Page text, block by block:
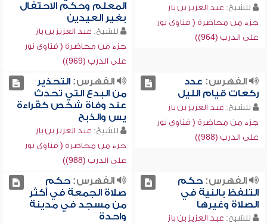
للشيخ: عبد العزيز بن باز
جزء من محاضرة ( فتاوى نور
على الدرب (964))
المعلم وحكم الاحتفال
بغير العيدين
للشيخ: عبد العزيز بن باز
جزء من محاضرة ( فتاوى نور
على الدرب (969))
الفهرس: عدد
ركعات قيام الليل
للشيخ: عبد العزيز بن باز
جزء من محاضرة ( فتاوى نور
على الدرب (988))
الفهرس:التحذير
من البدع التي تحدث
عند وفاة شخص كقراءة
يس والذبح
للشيخ: عبد العزيز بن باز
جزء من محاضرة ( فتاوى نور
على الدرب (988))
الفهرس:حكم
التلفظ بالنية في
الصلاة وغيرها
للشيخ: عبد العزيز بن باز
الفهرس:حكم
صلاة الجمعة في أكثر
من مسجد في مدينة
واحدة